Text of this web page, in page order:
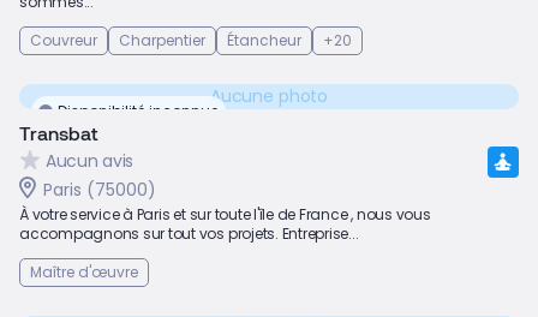
Couvreur
Charpentier Étancheur +20
Disponibilité inconnue
Aucune photo
Transbat
Aucun avis
Paris (75000)
À votre service à Paris et sur toute l'île de France , nous vous
accompagnons sur tout vos projets. Entreprise...
Maître d'œuvre